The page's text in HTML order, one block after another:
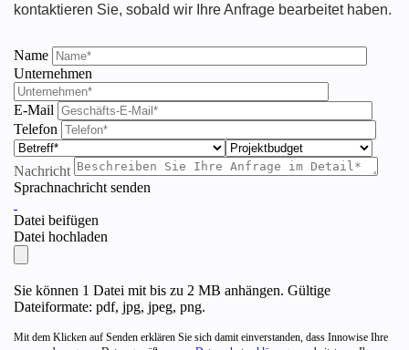
kontaktieren Sie, sobald wir Ihre Anfrage bearbeitet haben.
Name
Unternehmen
E-Mail
Telefon
Nachricht
Sprachnachricht senden
Datei beifügen
Datei hochladen
Sie können 1 Datei mit bis zu 2 MB anhängen. Gültige
Dateiformate: pdf, jpg, jpeg, png.
Mit dem Klicken auf Senden erklären Sie sich damit einverstanden, dass Innowise Ihre